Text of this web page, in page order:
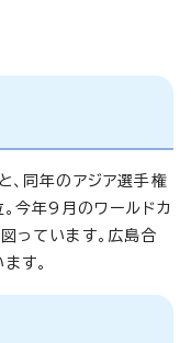
同年のアジア選手権
今年9月のワールドカ
っています。広島合
す。